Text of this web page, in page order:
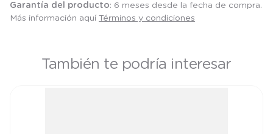
Garantía del producto: 6 meses desde la fecha de compra.
Más información aquí Términos y condiciones
También te podría interesar